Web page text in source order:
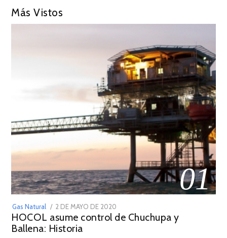
Más Vistos
01
Gas Natural
POSTED
ON
2 DE MAYO DE 2020
DE
HOCOL asume control de Chuchupa y
Ballena: Historia